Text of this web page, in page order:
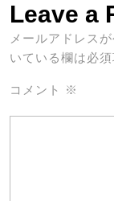
Leave a
メールアドレス
いている欄は必
コメント ※